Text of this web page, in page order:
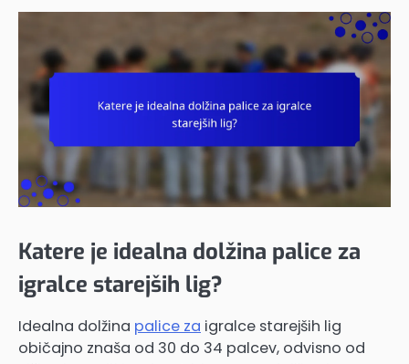
Katere je idealna dolžina palice za
igralce starejših lig?
Idealna dolžina palice za igralce starejših lig
običajno znaša od 30 do 34 palcev, odvisno od